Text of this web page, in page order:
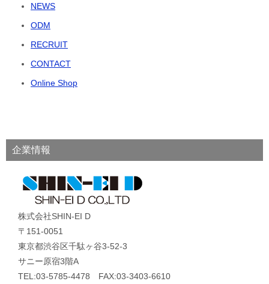
NEWS
ODM
RECRUIT
CONTACT
Online Shop
企業情報
株式会社SHIN-EI D
〒151-0051
東京都渋谷区千駄ヶ谷3-52-3
サニー原宿3階A
TEL:03-5785-4478 FAX:03-3403-6610